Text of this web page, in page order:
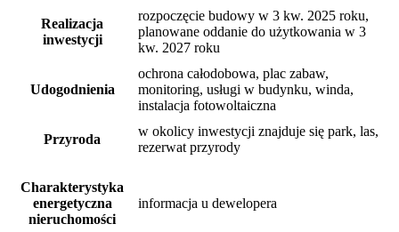
Realizacja
inwestycji
rozpoczęcie budowy w 3 kw. 2025 roku,
planowane oddanie do użytkowania w 3
kw. 2027 roku
Udogodnienia
ochrona całodobowa, plac zabaw,
monitoring, usługi w budynku, winda,
instalacja fotowoltaiczna
Przyroda
w okolicy inwestycji znajduje się park, las,
rezerwat przyrody
Charakterystyka
energetyczna
nieruchomości
informacja u dewelopera